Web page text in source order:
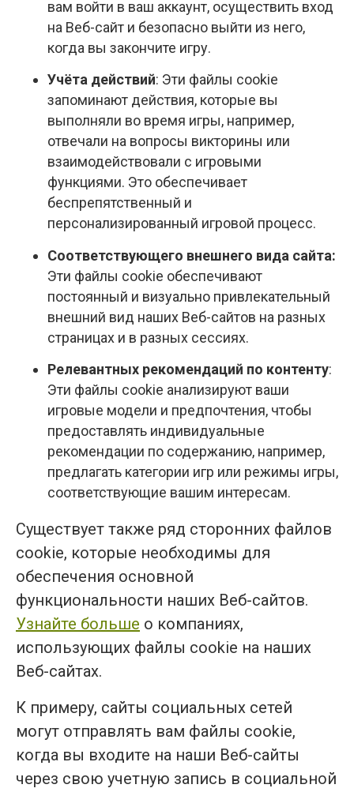
вам войти в ваш аккаунт, осуществить вход
на Веб-сайт и безопасно выйти из него,
когда вы закончите игру.
Учёта действий: Эти файлы cookie
запоминают действия, которые вы
выполняли во время игры, например,
отвечали на вопросы викторины или
взаимодействовали с игровыми
функциями. Это обеспечивает
беспрепятственный и
персонализированный игровой процесс.
Соответствующего внешнего вида сайта:
Эти файлы cookie обеспечивают
постоянный и визуально привлекательный
внешний вид наших Веб-сайтов на разных
страницах и в разных сессиях.
Релевантных рекомендаций по контенту:
Эти файлы cookie анализируют ваши
игровые модели и предпочтения, чтобы
предоставлять индивидуальные
рекомендации по содержанию, например,
предлагать категории игр или режимы игры,
соответствующие вашим интересам.
Существует также ряд сторонних файлов
cookie, которые необходимы для
обеспечения основной
функциональности наших Веб-сайтов.
Узнайте больше о компаниях,
использующих файлы cookie на наших
Веб-сайтах.
К примеру, сайты социальных сетей
могут отправлять вам файлы cookie,
когда вы входите на наши Веб-сайты
через свою учетную запись в социальной